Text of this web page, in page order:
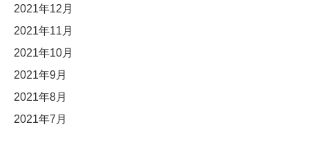
2021年12月
2021年11月
2021年10月
2021年9月
2021年8月
2021年7月